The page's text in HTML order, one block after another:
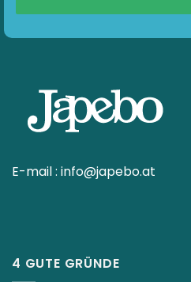
E-mail : info@japebo.at
4 GUTE GRÜNDE